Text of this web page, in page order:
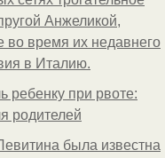
Анжеликой,
во время их недавнего
в Италию.
ребенку при рвоте:
родителей
была известна